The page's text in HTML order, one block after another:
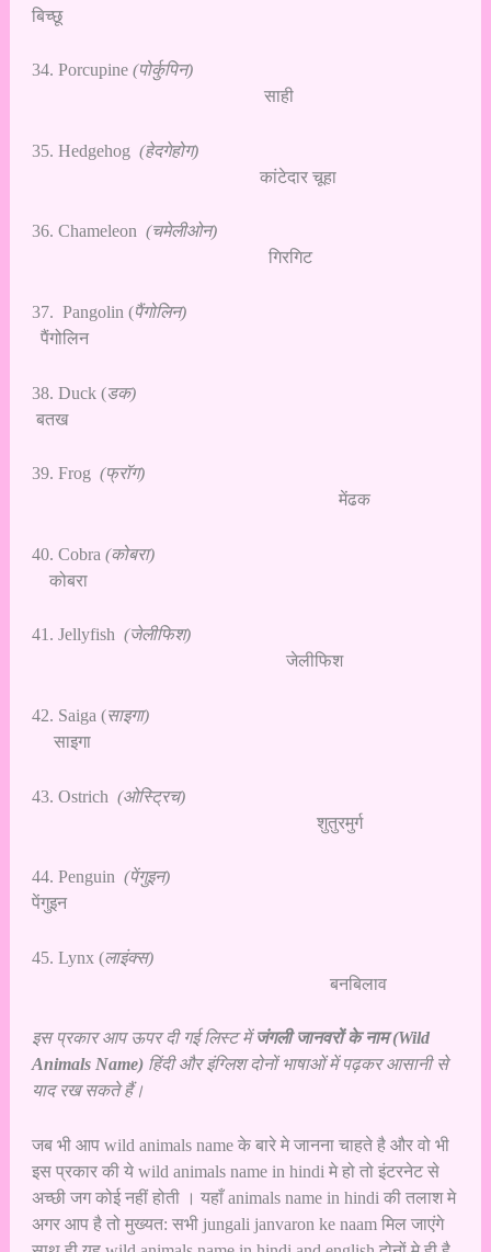
बिच्छू
34. Porcupine (पोर्कुपिन)
साही
35. Hedgehog (हेदगेहोग)
कांटेदार चूहा
36. Chameleon (चमेलीओन)
गिरगिट
37. Pangolin (पैंगोलिन)
पैंगोलिन
38. Duck (डक)
बतख
39. Frog (फ्रॉग)
मेंढक
40. Cobra (कोबरा)
कोबरा
41. Jellyfish (जेलीफिश)
जेलीफिश
42. Saiga (साइगा)
साइगा
43. Ostrich (ओस्ट्रिच)
शुतुरमुर्ग
44. Penguin (पेंगुइन)
पेंगुइन
45. Lynx (लाइंक्स)
बनबिलाव
इस प्रकार आप ऊपर दी गई लिस्ट मेंजंगली जानवरों के नाम (Wild
Animals Name)हिंदी और इंग्लिश दोनों भाषाओं में पढ़कर आसानी से
याद रख सकते हैं।
जब भी आप wild animals name के बारे मे जानना चाहते है और वो भी
इस प्रकार की ये wild animals name in hindi मे हो तो इंटरनेट से
अच्छी जग कोई नहीं होती । यहाँ animals name in hindi की तलाश मे
अगर आप है तो मुख्यत: सभी jungali janvaron ke naam मिल जाएंगे